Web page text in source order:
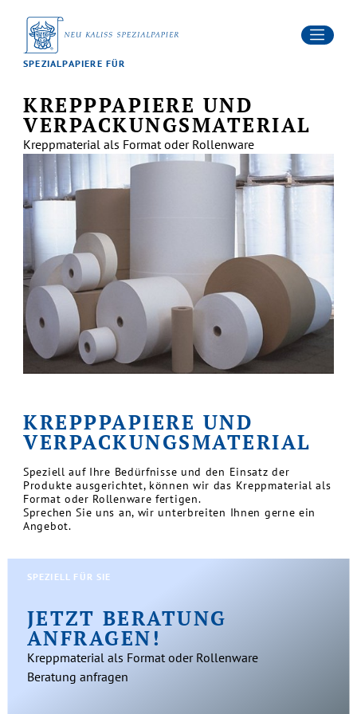
FILTER
WINDELVLIES
KREPPPAPIERE UND
VERPACKUNGSMATERIAL
Karriere
DOWNLOADS
SPEZIALPAPIERE FÜR
KREPPPAPIERE UND
VERPACKUNGSMATERIAL
Kreppmaterial als Format oder Rollenware
KREPPPAPIERE UND
VERPACKUNGSMATERIAL
Speziell auf Ihre Bedürfnisse und den Einsatz der
Produkte ausgerichtet, können wir das Kreppmaterial als
Format oder Rollenware fertigen.
Sprechen Sie uns an, wir unterbreiten Ihnen gerne ein
Angebot.
SPEZIELL FÜR SIE
JETZT BERATUNG
ANFRAGEN!
Kreppmaterial als Format oder Rollenware
Beratung anfragen